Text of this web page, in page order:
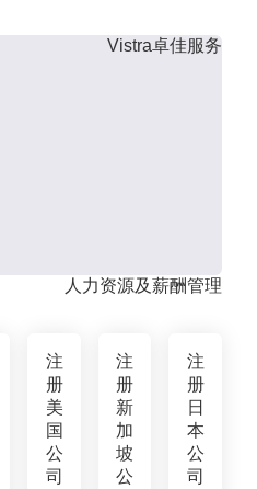
Vistra卓佳服务
人力资源及薪酬管理
注
册
美
国
公
司
注
册
新
加
坡
公
注
册
日
本
公
司